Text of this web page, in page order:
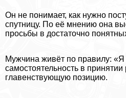
Он не понимает, как нужно
спутницу. По её мнению она
просьбы в достаточно
Мужчина живёт по правилу:
самостоятельность в
главенствующую позицию.